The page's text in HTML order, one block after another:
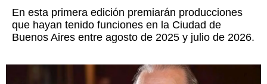
En esta primera edición premiarán producciones
que hayan tenido funciones en la Ciudad de
Buenos Aires entre agosto de 2025 y julio de 2026.